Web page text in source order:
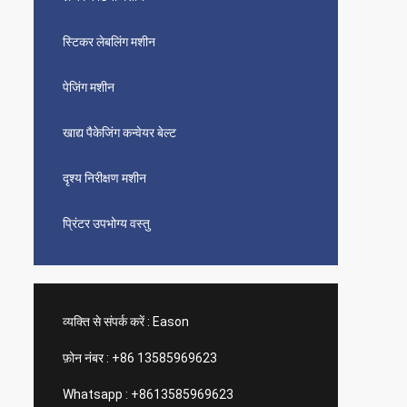
स्टिकर लेबलिंग मशीन
पेजिंग मशीन
खाद्य पैकेजिंग कन्वेयर बेल्ट
दृश्य निरीक्षण मशीन
प्रिंटर उपभोग्य वस्तु
व्यक्ति से संपर्क करें : Eason
फ़ोन नंबर : +86 13585969623
Whatsapp : +8613585969623